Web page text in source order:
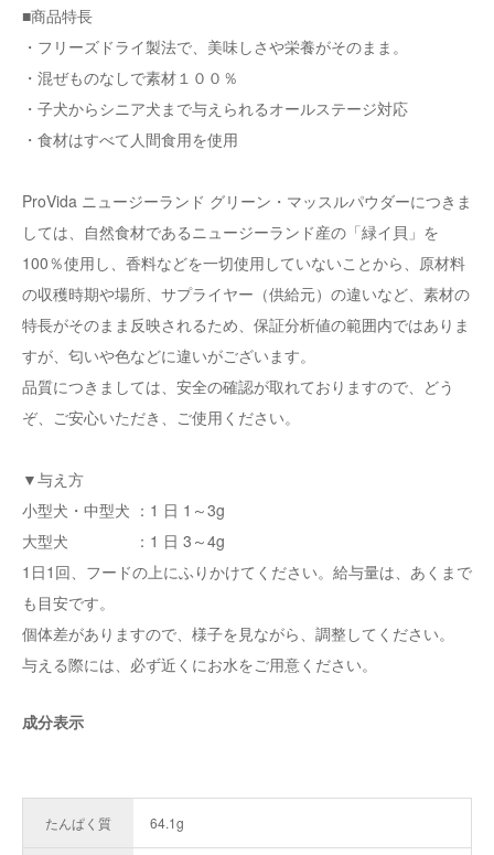
■商品特長
・フリーズドライ製法で、美味しさや栄養がそのまま。
・混ぜものなしで素材１００％
・子犬からシニア犬まで与えられるオールステージ対応
・食材はすべて人間食用を使用
ProVida ニュージーランド グリーン・マッスルパウダーにつきま
しては、自然食材であるニュージーランド産の「緑イ貝」を
100％使用し、香料などを一切使用していないことから、原材料
の収穫時期や場所、サプライヤー（供給元）の違いなど、素材の
特長がそのまま反映されるため、保証分析値の範囲内ではありま
すが、匂いや色などに違いがございます。
品質につきましては、安全の確認が取れておりますので、どう
ぞ、ご安心いただき、ご使用ください。
▼与え方
小型犬・中型犬 ：1 日 1～3g
大型犬 ：1 日 3～4g
1日1回、フードの上にふりかけてください。給与量は、あくまで
も目安です。
個体差がありますので、様子を見ながら、調整してください。
与える際には、必ず近くにお水をご用意ください。
成分表示
たんぱく質 64.1g